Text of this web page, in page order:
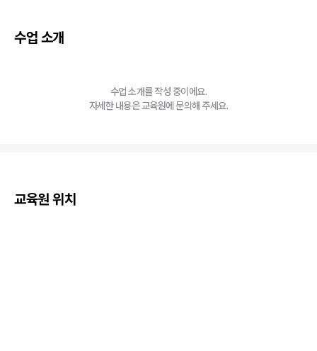
수업 소개
수업 소개를 작성 중이에요.
자세한 내용은 교육원에 문의해 주세요.
교육원 위치